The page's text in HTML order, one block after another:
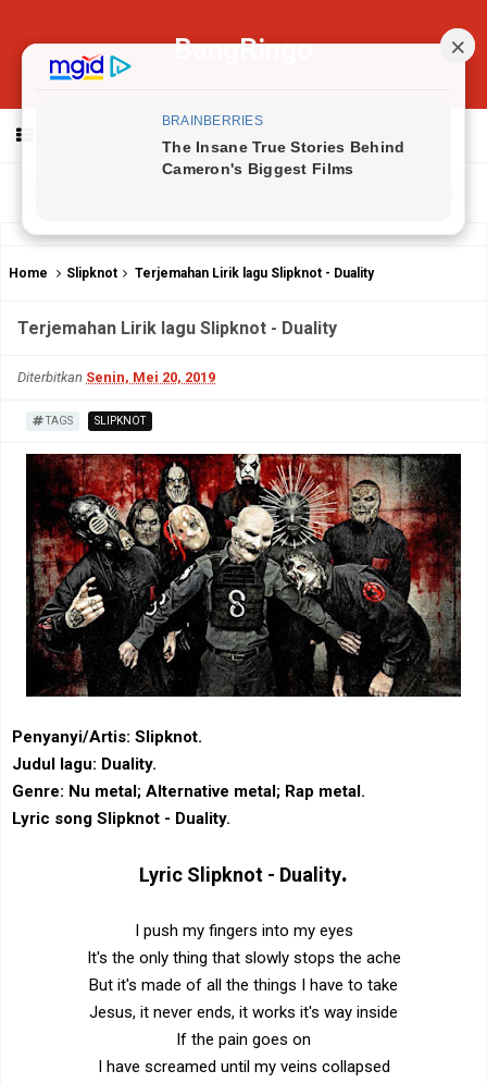
BangRingo
Home Slipknot Terjemahan Lirik lagu Slipknot - Duality
Terjemahan Lirik lagu Slipknot - Duality
Diterbitkan Senin, Mei 20, 2019
TAGS SLIPKNOT
Penyanyi/Artis: Slipknot.
Judul lagu: Duality.
Genre: ‎Nu metal‎; ‎Alternative metal‎; Rap metal.
Lyric song Slipknot - Duality.
Lyric Slipknot - Duality.
I push my fingers into my eyes
It's the only thing that slowly stops the ache
But it's made of all the things I have to take
Jesus, it never ends, it works it's way inside
If the pain goes on
I have screamed until my veins collapsed